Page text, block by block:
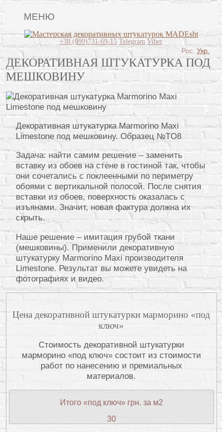
МЕНЮ
Lincrusta
Виды штукатурок
Поклейка обоев
Картины
Декоративные панно
Видео
Вопрос-ответ
О нас
Контакты
+38 (099)731-69-15 Telegram Viber
ДЕКОРАТИВНАЯ ШТУКАТУРКА ПОД
МЕШКОВИНУ
Декоративная штукатурка Marmorino Maxi
Limestone под мешковину. Образец №TO8
Задача: найти самим решение – заменить
вставку из обоев на стене в гостиной так, чтобы
они сочетались с поклеенными по периметру
обоями с вертикальной полосой. После снятия
вставки из обоев, поверхность оказалась с
изъянами. Значит, новая фактура должна их
скрыть.
Наше решение – имитация грубой ткани
(мешковины). Применили декоративную
штукатурку Marmorino Maxi производителя
Limestone. Результат вы можете увидеть на
фотографиях и видео.
Цена декоративной штукатурки марморино «под
ключ»
Стоимость декоративной штукатурки
марморино «под ключ» состоит из стоимости
работ по нанесению и премиальных
материалов.
Итого «под ключ» грн. за м2
30
Рос. Укр.